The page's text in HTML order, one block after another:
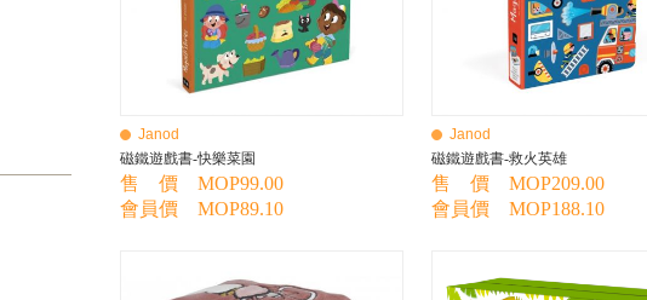
Janod
磁鐵遊戲書-快樂菜園
售 價 MOP99.00
會員價 MOP89.10
Janod
磁鐵遊戲書-救火英雄
售 價 MOP209.00
會員價 MOP188.10